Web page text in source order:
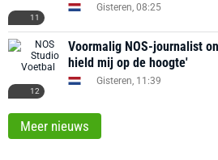
11
Gisteren, 08:25
12
Voormalig NOS-journalist
hield mij op de hoogte'
Gisteren, 11:39
Meer nieuws